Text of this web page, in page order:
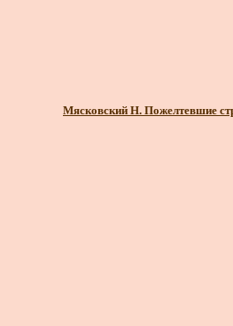
Мясковский Н. Пожелтевшие